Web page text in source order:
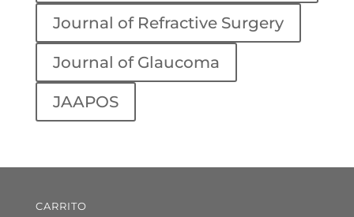
Journal of Refractive Surgery
Journal of Glaucoma
JAAPOS
CARRITO